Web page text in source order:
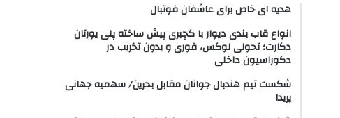
هدیه ای خاص برای عاشفان فوتبال
انواع قاب بندی دیوار با گچبری پیش ساخته پلی یورتان
دکارت؛ تحولی لوکس، فوری و بدون تخریب در
دکوراسیون داخلی
شکست تیم هندبال جوانان مقابل بحرین/ سهمیه جهانی
پرید!